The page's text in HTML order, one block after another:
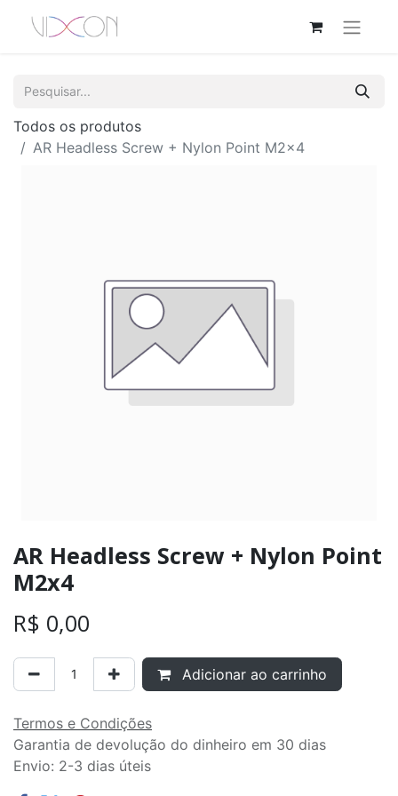
Todos os produtos
AR Headless Screw + Nylon Point M2x4
AR Headless Screw + Nylon Point
M2x4
R$ 0,00
Adicionar ao carrinho
Termos e Condições
Garantia de devolução do dinheiro em 30 dias
Envio: 2-3 dias úteis